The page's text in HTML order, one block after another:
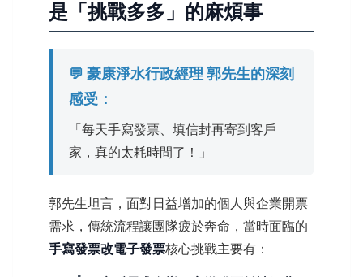
是「挑戰多多」的麻煩事
💬 豪康淨水行政經理 郭先生的深刻
感受：
「每天手寫發票、填信封再寄到客戶
家，真的太耗時間了！」
郭先生坦言，面對日益增加的個人與企業開票
需求，傳統流程讓團隊疲於奔命，當時面臨的
手寫發票改電子發票核心挑戰主要有：